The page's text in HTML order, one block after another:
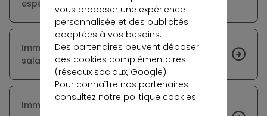
espéré
Immobilier : ces villes qui séduisent le plus les
salariés et les entreprises
Immobilier locatif - bonne nouvelle, vous
vous proposer une expérience
personnalisée et des publicités
adaptées à vos besoins.
Des partenaires peuvent déposer
des cookies complémentaires
(réseaux sociaux, Google).
Pour connaître nos partenaires
consultez notre politique cookies.